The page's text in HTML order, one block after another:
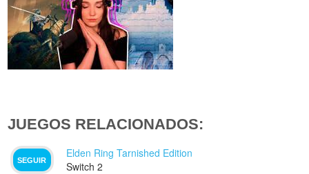
JUEGOS RELACIONADOS:
SEGUIR
Elden Ring Tarnished Edition
Switch 2